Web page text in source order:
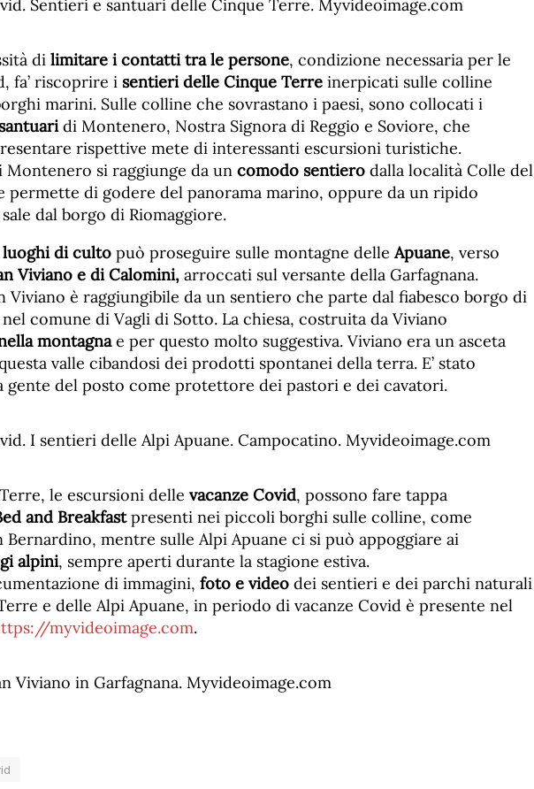
di limitare i contatti tra le persone, condizione necessaria per le
fa’ riscoprire i sentieri delle Cinque Terre inerpicati sulle colline
marini. Sulle colline che sovrastano i paesi, sono collocati i
di Montenero, Nostra Signora di Reggio e Soviore, che
rispettive mete di interessanti escursioni turistiche.
Montenero si raggiunge da un comodo sentiero dalla località Colle del
permette di godere del panorama marino, oppure da un ripido
dal borgo di Riomaggiore.
di culto può proseguire sulle montagne delleApuane, verso
Viviano e di Calomini, arroccati sul versante della Garfagnana.
Viviano è raggiungibile da un sentiero che parte dal fiabesco borgo di
comune di Vagli di Sotto. La chiesa, costruita da Viviano
montagnae per questo molto suggestiva. Viviano era un asceta
valle cibandosi dei prodotti spontanei della terra. E’ stato
gente del posto come protettore dei pastori e dei cavatori.
le escursioni delle vacanze Covid, possono fare tappa
and Breakfastpresenti nei piccoli borghi sulle colline, come
Bernardino, mentre sulle Alpi Apuane ci si può appoggiare ai
alpini, sempre aperti durante la stagione estiva.
di immagini, foto e video dei sentieri e dei parchi naturali
e delle Alpi Apuane, in periodo di vacanze Covid è presente nel
myvideoimage.com.